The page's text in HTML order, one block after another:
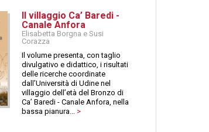
Il villaggio Ca’ Baredi -
Canale Anfora
Elisabetta Borgna e Susi
Corazza
Il volume presenta, con taglio
divulgativo e didattico, i risultati
delle ricerche coordinate
dall’Università di Udine nel
villaggio dell’età del Bronzo di
Ca’ Baredi - Canale Anfora, nella
bassa pianura... >